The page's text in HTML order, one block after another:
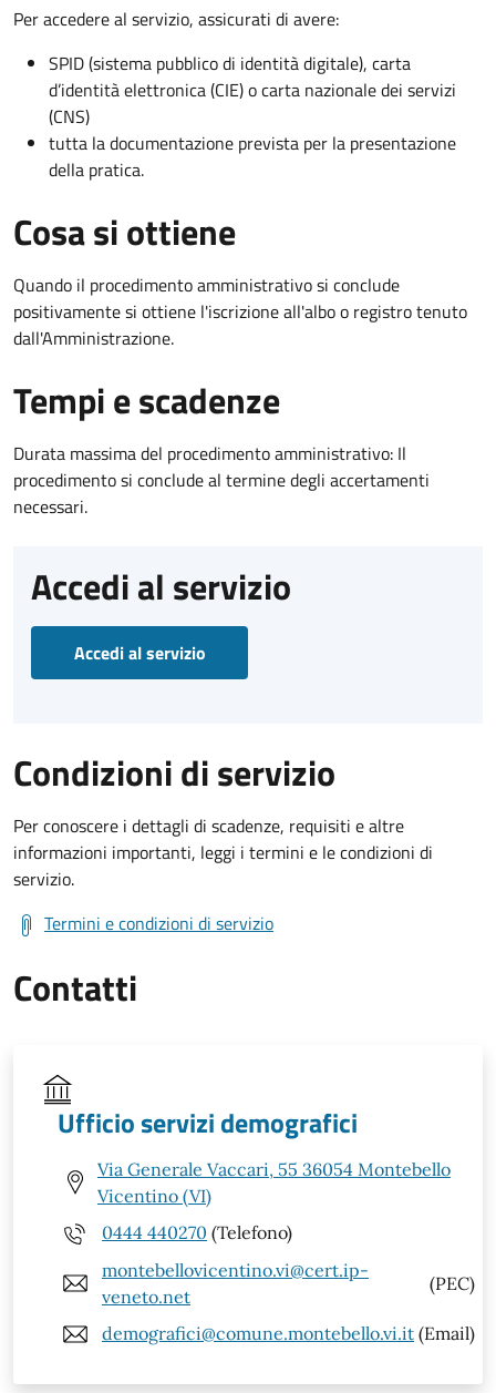
Per accedere al servizio, assicurati di avere:
SPID (sistema pubblico di identità digitale), carta
d’identità elettronica (CIE) o carta nazionale dei servizi
(CNS)
tutta la documentazione prevista per la presentazione
della pratica.
Cosa si ottiene
Quando il procedimento amministrativo si conclude
positivamente si ottiene l'iscrizione all'albo o registro tenuto
dall'Amministrazione.
Tempi e scadenze
Durata massima del procedimento amministrativo: Il
procedimento si conclude al termine degli accertamenti
necessari.
Accedi al servizio
Accedi al servizio
Condizioni di servizio
Per conoscere i dettagli di scadenze, requisiti e altre
informazioni importanti, leggi i termini e le condizioni di
servizio.
Termini e condizioni di servizio
Contatti
Ufficio servizi demografici
Via Generale Vaccari, 55 36054 Montebello
Vicentino (VI)
0444 440270 (Telefono)
montebellovicentino.vi@cert.ip-
veneto.net
(PEC)
demografici@comune.montebello.vi.it (Email)